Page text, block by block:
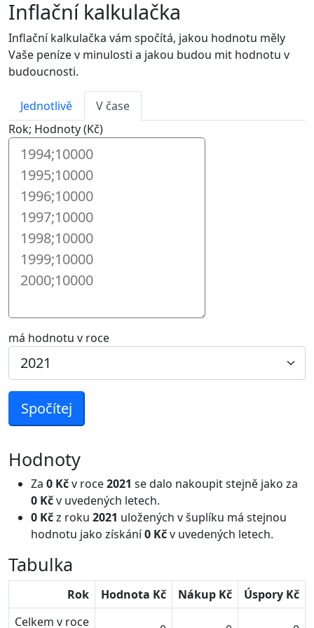
Inflační kalkulačka
Inflační kalkulačka vám spočítá, jakou hodnotu měly
Vaše peníze v minulosti a jakou budou mit hodnotu v
budoucnosti.
Jednotlivě
V čase
Rok; Hodnoty (Kč)
má hodnotu v roce
Spočítej
Hodnoty
Za 0 Kčv roce2021 se dalo nakoupit stejně jako za
0 Kčv uvedených letech.
0 Kčz roku 2021 uložených v šuplíku má stejnou
hodnotu jako získání0 Kčv uvedených letech.
Tabulka
Rok Hodnota Kč Nákup Kč
Úspory Kč
Celkem v roce